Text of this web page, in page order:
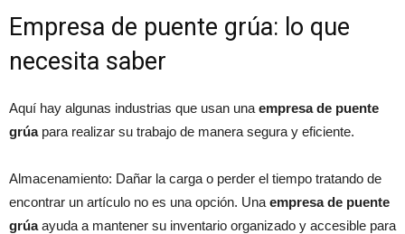
Empresa de puente grúa: lo que
necesita saber
Aquí hay algunas industrias que usan una empresa de puente
grúapara realizar su trabajo de manera segura y eficiente.
Almacenamiento: Dañar la carga o perder el tiempo tratando de
encontrar un artículo no es una opción. Una empresa de puente
grúaayuda a mantener su inventario organizado y accesible para